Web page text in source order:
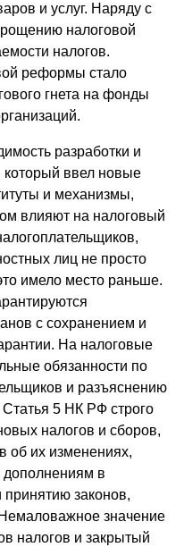
и услуг. Наряду с
налоговой
налогов.
реформы стало
гнета на фонды
разработки и
который ввел новые
и механизмы,
влияют на налоговый
лиц не просто
имело место раньше.
с сохранением и
На налоговые
обязанности по
и разъяснению
Статья 5 НК РФ строго
налогов и сборов,
об их изменениях,
в
принятию законов,
значение
налогов и закрытый